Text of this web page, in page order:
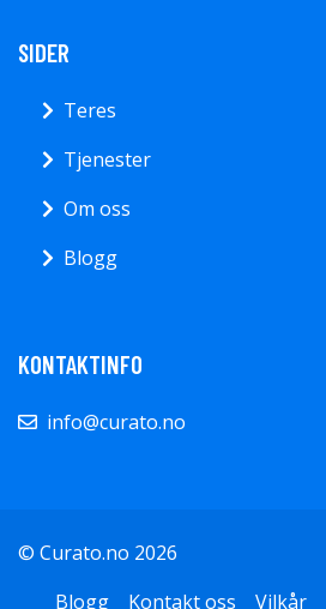
SIDER
Teres
Tjenester
Om oss
Blogg
KONTAKTINFO
info@curato.no
© Curato.no 2026
Blogg
Kontakt oss Vilkår